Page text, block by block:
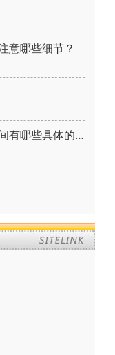
意哪些细节？
登山服，冲锋衣，羽绒服三者之间有哪些具体的区别？